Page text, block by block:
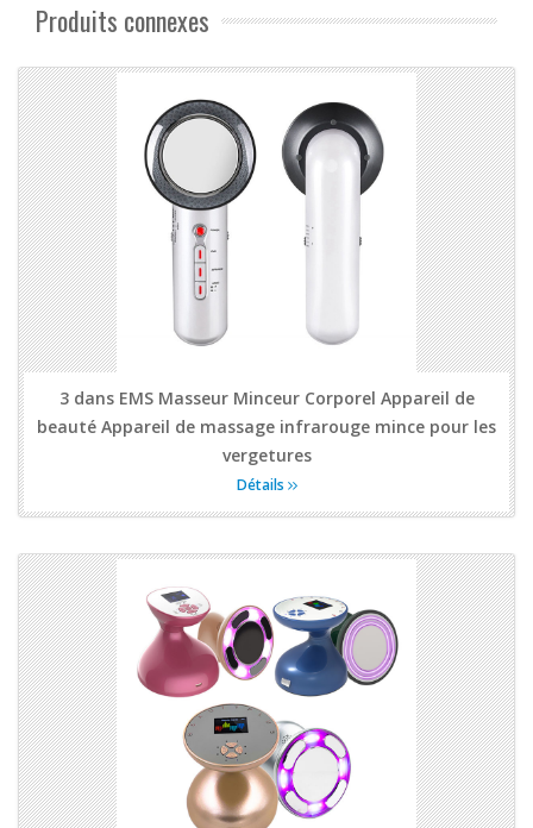
Produits connexes
3 dans EMS Masseur Minceur Corporel Appareil de
beauté Appareil de massage infrarouge mince pour les
vergetures
Détails